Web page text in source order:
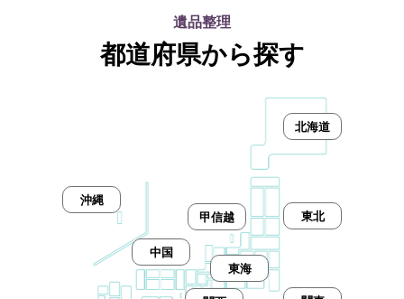
遺品整理
都道府県から探す
北海道
東北
甲信越
東海
中国
沖縄